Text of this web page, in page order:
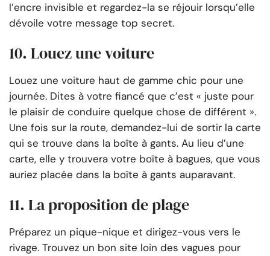
l’encre invisible et regardez-la se réjouir lorsqu’elle
dévoile votre message top secret.
10. Louez une voiture
Louez une voiture haut de gamme chic pour une
journée. Dites à votre fiancé que c’est « juste pour
le plaisir de conduire quelque chose de différent ».
Une fois sur la route, demandez-lui de sortir la carte
qui se trouve dans la boîte à gants. Au lieu d’une
carte, elle y trouvera votre boîte à bagues, que vous
auriez placée dans la boîte à gants auparavant.
11. La proposition de plage
Préparez un pique-nique et dirigez-vous vers le
rivage. Trouvez un bon site loin des vagues pour